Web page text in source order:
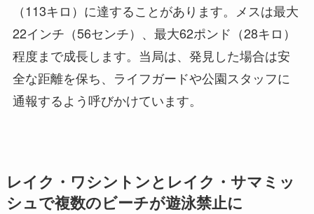
（113キロ）に達することがあります。メスは最大
22インチ（56センチ）、最大62ポンド（28キロ）
程度まで成長します。当局は、発見した場合は安
全な距離を保ち、ライフガードや公園スタッフに
通報するよう呼びかけています。
レイク・ワシントンとレイク・サマミッ
シュで複数のビーチが遊泳禁止に